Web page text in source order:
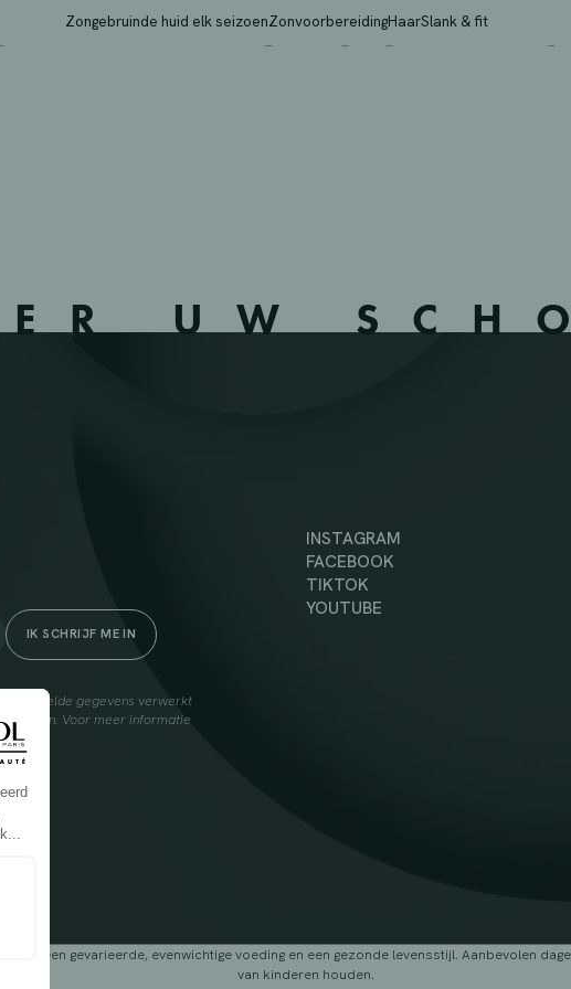
Zongebruinde huid elk seizoenZonvoorbereidingHaarSlank & fit
DU BOIS D –
UW
gegevens verwerkt
Voor meer informatie
INSTAGRAM
FACEBOOK
TIKTOK
YOUTUBE
een gevarieerde, evenwichtige voeding en een gezonde levensstijl. Aanbevolen
van kinderen houden.